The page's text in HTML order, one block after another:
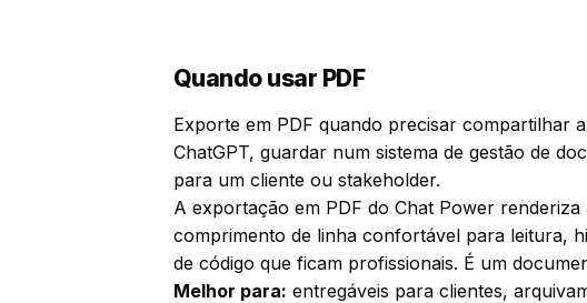
Quando usar PDF
Exporte em PDF quando precisar compartilhar
ChatGPT, guardar num sistema de gestão de
para um cliente ou stakeholder.
A exportação em PDF do Chat Power
comprimento de linha confortável para leitura,
de código que ficam profissionais. É um
Melhor para: entregáveis para clientes,